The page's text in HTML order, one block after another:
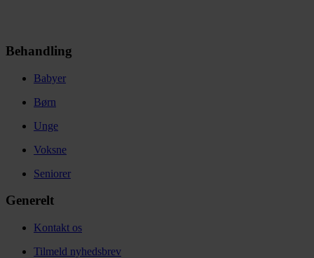
Behandling
Babyer
Børn
Unge
Voksne
Seniorer
Generelt
Kontakt os
Tilmeld nyhedsbrev